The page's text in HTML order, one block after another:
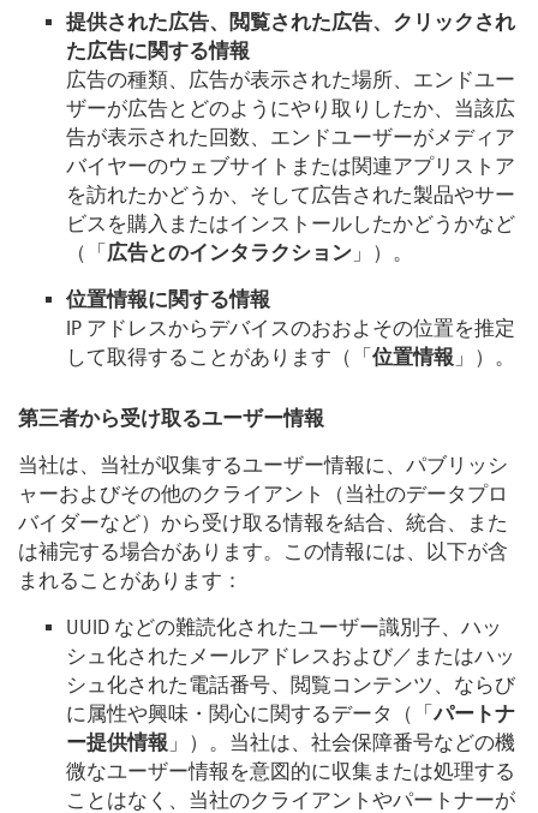
提供された広告、閲覧された広告、クリックされ
た広告に関する情報
広告の種類、広告が表示された場所、エンドユー
ザーが広告とどのようにやり取りしたか、当該広
告が表示された回数、エンドユーザーがメディア
バイヤーのウェブサイトまたは関連アプリストア
を訪れたかどうか、そして広告された製品やサー
ビスを購入またはインストールしたかどうかなど
（「 広告とのインタラクション 」）。
位置情報に関する情報
IP アドレスからデバイスのおおよその位置を推定
して取得することがあります（「 位置情報 」）。
第三者から受け取るユーザー情報
当社は、当社が収集するユーザー情報に、パブリッシ
ャーおよびその他のクライアント（当社のデータプロ
バイダーなど）から受け取る情報を結合、統合、また
は補完する場合があります。この情報には、以下が含
まれることがあります：
UUID などの難読化されたユーザー識別子、ハッ
シュ化されたメールアドレスおよび／またはハッ
シュ化された電話番号、閲覧コンテンツ、ならび
に属性や興味・関心に関するデータ（「パートナ
ー提供情報 」）。当社は、社会保障番号などの機
微なユーザー情報を意図的に収集または処理する
ことはなく、当社のクライアントやパートナーが